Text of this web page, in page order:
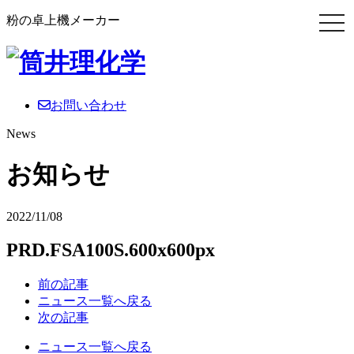
粉の卓上機メーカー
お問い合わせ
News
お知らせ
2022/11/08
PRD.FSA100S.600x600px
前の記事
ニュース一覧へ戻る
次の記事
ニュース一覧へ戻る